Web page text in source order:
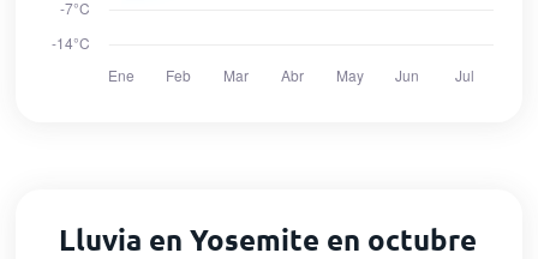
Lluvia en Yosemite en octubre